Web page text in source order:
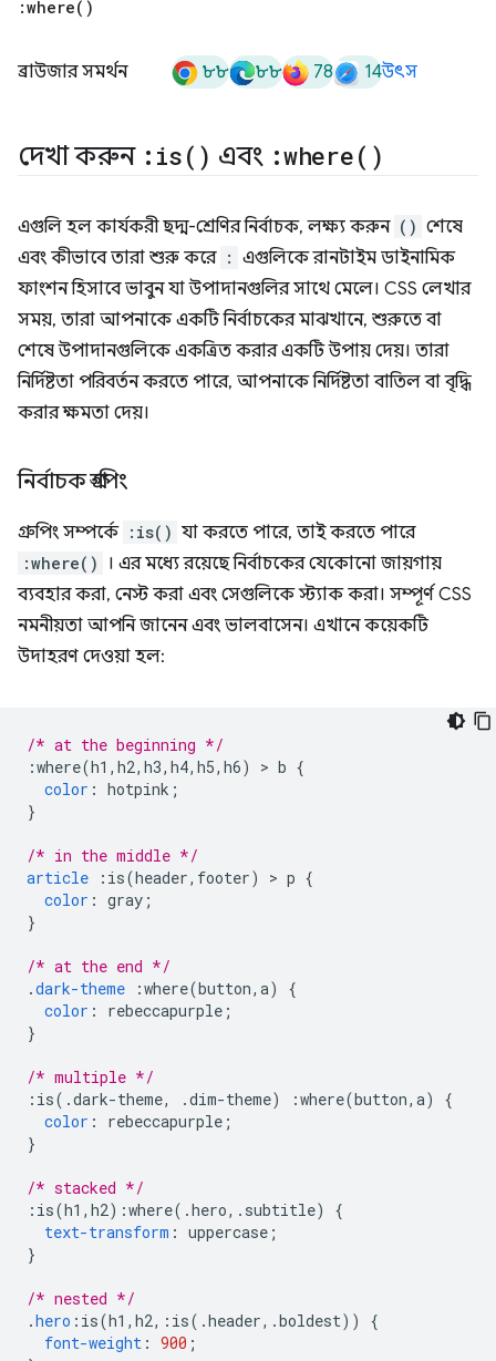
:where( )
ব্রাউজার সমর্থন ৮৮ ৮৮ 78 14উৎস
দেখা করুন : is( ) এবং :where( )
এগুলি হল কার্যকরী ছদ্ম-শ্রেণির নির্বাচক, লক্ষ্য করুন () শেষে
এবং কীভাবে তারা শুরু করে : এগুলিকে রানটাইম ডাইনামিক
ফাংশন হিসাবে ভাবুন যা উপাদানগুলির সাথে মেলে। CSS লেখার
সময়, তারা আপনাকে একটি নির্বাচকের মাঝখানে, শুরুতে বা
শেষে উপাদানগুলিকে একত্রিত করার একটি উপায় দেয়। তারা
নির্দিষ্টতা পরিবর্তন করতে পারে, আপনাকে নির্দিষ্টতা বাতিল বা বৃদ্ধি
করার ক্ষমতা দেয়।
নির্বাচক গ্রুপিং
গ্রুপিং সম্পর্কে :is() যা করতে পারে, তাই করতে পারে
:where()
। এর মধ্যে রয়েছে নির্বাচকের যেকোনো জায়গায়
ব্যবহার করা, নেস্ট করা এবং সেগুলিকে স্ট্যাক করা। সম্পূর্ণ CSS
নমনীয়তা আপনি জানেন এবং ভালবাসেন। এখানে কয়েকটি
উদাহরণ দেওয়া হল:
/* at the beginning */
:where(h1 , h2, h3, h4, h5, h6) > b {
color : hotpink ;
}
/* in the middle */
article
: is(header, footer) > p {
color : gray ;
}
/* at the end */
.dark-theme :where(button, a)
{
color : rebeccapurple ;
}
/* multiple */
: is(.dark-theme, .dim-theme) :where(button, a)
{
color : rebeccapurple ;
}
/* stacked */
: is(h1 , h2):where(.hero,. subtitle)
{
text-transform : uppercase ;
}
/* nested */
.hero : is(h1 , h2,: is(.header,.boldest))
{
font-weight : 900 ;